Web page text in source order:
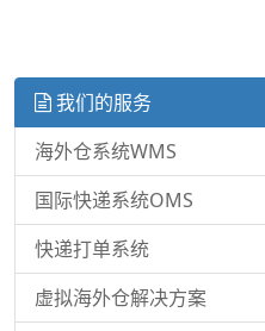
我们的服务
海外仓系统WMS
国际快递系统OMS
快递打单系统
虚拟海外仓解决方案